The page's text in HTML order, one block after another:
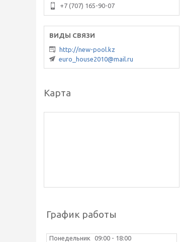
+7 (707) 165-90-07
http://new-pool.kz
euro_house2010@mail.ru
Карта
График работы
Понедельник 09:00
18:00